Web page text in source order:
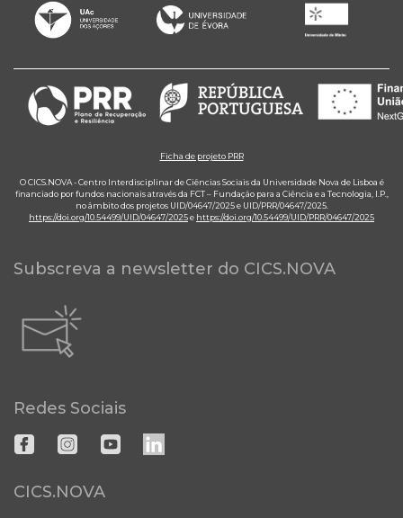
Ficha de projeto PRR
O CICS.NOVA - Centro Interdisciplinar de Ciências Sociais da Universidade Nova de Lisboa é
financiado por fundos nacionais através da FCT – Fundação para a Ciência e a Tecnologia, I.P.,
no âmbito dos projetos UID/04647/2025 e UID/PRR/04647/2025.
https://doi.org/10.54499/UID/04647/2025e https://doi.org/10.54499/UID/PRR/04647/2025
Subscreva a newsletter do CICS.NOVA
Redes Sociais
CICS.NOVA